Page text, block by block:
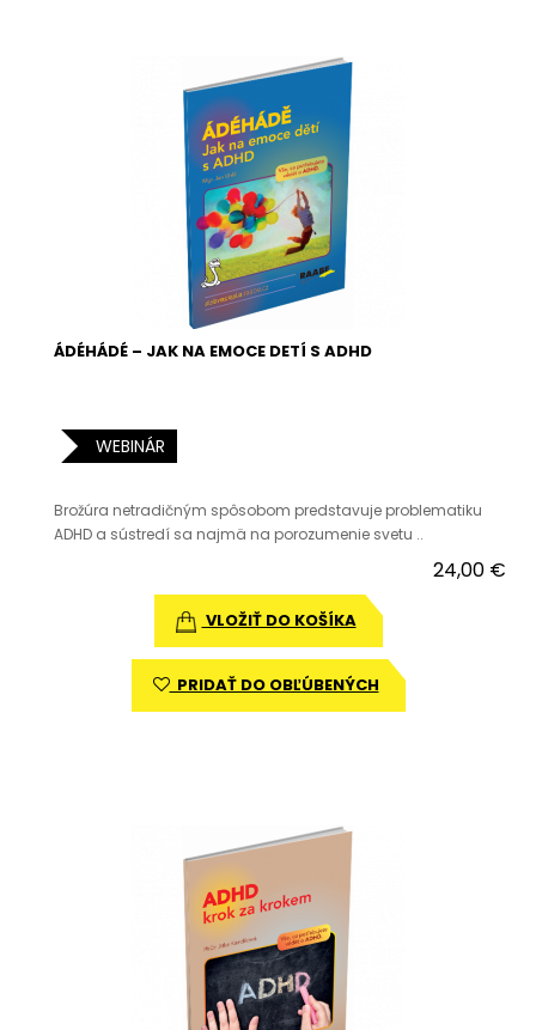
ÁDÉHÁDÉ – JAK NA EMOCE DETÍ S ADHD
WEBINÁR
Brožúra netradičným spôsobom predstavuje problematiku
ADHD a sústredí sa najmä na porozumenie svetu ..
24,00 €
VLOŽIŤ DO KOŠÍKA
PRIDAŤ DO OBĽÚBENÝCH